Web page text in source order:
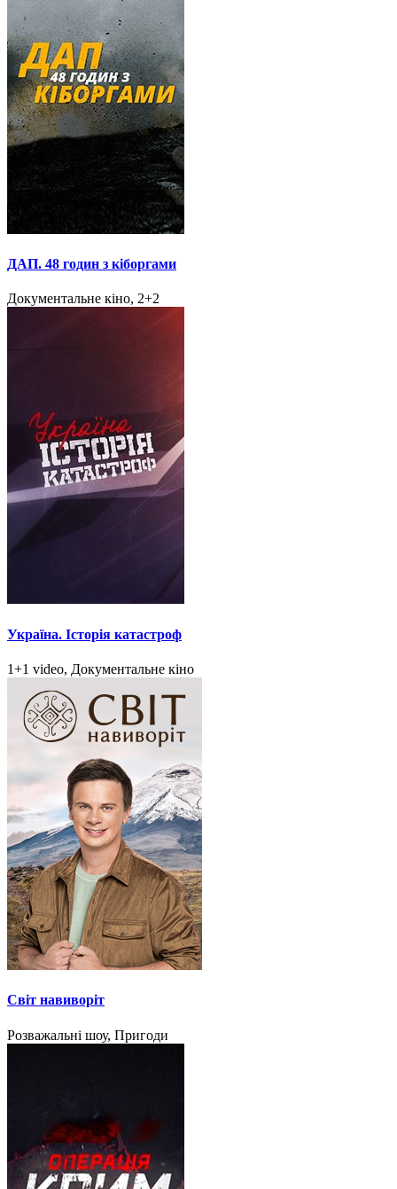
ДАП. 48 годин з кіборгами
Документальне кіно, 2+2
Україна. Історія катастроф
1+1 video, Документальне кіно
Світ навиворіт
Розважальні шоу, Пригоди